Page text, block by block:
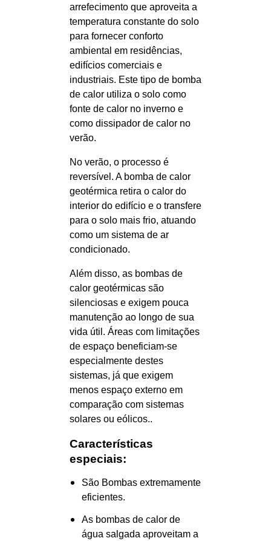
arrefecimento que aproveita a
temperatura constante do solo
para fornecer conforto
ambiental em residências,
edifícios comerciais e
industriais. Este tipo de bomba
de calor utiliza o solo como
fonte de calor no inverno e
como dissipador de calor no
verão.
No verão, o processo é
reversível. A bomba de calor
geotérmica retira o calor do
interior do edifício e o transfere
para o solo mais frio, atuando
como um sistema de ar
condicionado.
Além disso, as bombas de
calor geotérmicas são
silenciosas e exigem pouca
manutenção ao longo de sua
vida útil. Áreas com limitações
de espaço beneficiam-se
especialmente destes
sistemas, já que exigem
menos espaço externo em
comparação com sistemas
solares ou eólicos..
Características
especiais:
São Bombas extremamente
eficientes.
As bombas de calor de
água salgada aproveitam a